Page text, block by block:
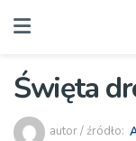
Święta
autor / źródło: